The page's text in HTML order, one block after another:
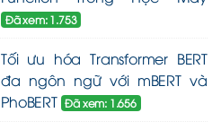
Đã xem: 1.753
Tối ưu hóa Transformer BERT
đa ngôn ngữ với mBERT và
PhoBERT Đã xem: 1.656